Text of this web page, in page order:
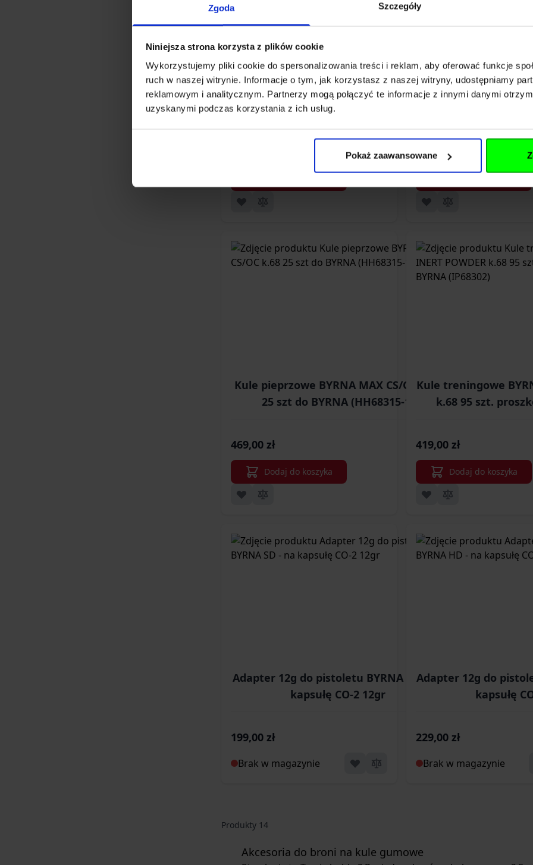
Zgoda Szczegóły
Niniejsza strona korzysta z plików cookie
Wykorzystujemy pliki cookie do spersonalizowania treści i reklam, aby oferować funkcje
ruch w naszej witrynie. Informacje o tym, jak korzystasz z naszej witryny, udostępniamy
reklamowym i analitycznym. Partnerzy mogą połączyć te informacje z innymi danymi
uzyskanymi podczas korzystania z ich usług.
Pokaż zaawansowane
Kabura do BYRNA SD/SDXL/LE - kydex
Level 2 INJECTED prawor. (BH68370)
Magazynek do
199,00 zł
Kule pieprzowe BYRNA MAX CS/OC k.68
25 szt do BYRNA (HH68315-1)
469,00 zł
Dodaj do koszyka
Kule treningowe
k.68 95 szt.
419,00 zł
Dodaj do koszyka
Adapter 12g do pistoletu BYRNA SD - na
kapsułę CO-2 12gr
199,00 zł
Brak w magazynie
Adapter 12g do
kapsułę
229,00 zł
Brak w magazynie
Produkty 14
Akcesoria do broni na kule gumowe